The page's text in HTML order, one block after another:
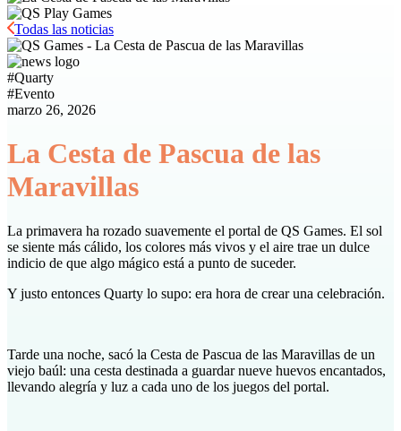
Todas las noticias
#Quarty
#Evento
marzo 26, 2026
La Cesta de Pascua de las
Maravillas
La primavera ha rozado suavemente el portal de QS Games. El sol
se siente más cálido, los colores más vivos y el aire trae un dulce
indicio de que algo mágico está a punto de suceder.
Y justo entonces Quarty lo supo: era hora de crear una celebración.
Tarde una noche, sacó la Cesta de Pascua de las Maravillas de un
viejo baúl: una cesta destinada a guardar nueve huevos encantados,
llevando alegría y luz a cada uno de los juegos del portal.